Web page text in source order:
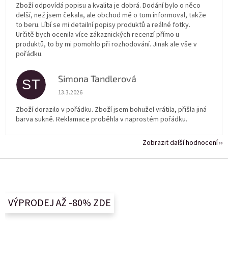
Zboží odpovídá popisu a kvalita je dobrá. Dodání bylo o něco
delší, než jsem čekala, ale obchod mě o tom informoval, takže
to beru. Líbí se mi detailní popisy produktů a reálné fotky.
Určitě bych ocenila více zákaznických recenzí přímo u
produktů, to by mi pomohlo při rozhodování. Jinak ale vše v
pořádku.
ST Simona Tandlerová
Hodnocení obchodu je 5 z 5 hvězdiček.
13.3.2026
Zboží dorazilo v pořádku. Zboží jsem bohužel vrátila, přišla jiná
barva sukně. Reklamace proběhla v naprostém pořádku.
Zobrazit další hodnocení
VÝPRODEJ AŽ -80% ZDE